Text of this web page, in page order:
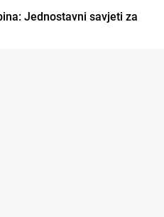
Jednostavni savjeti za